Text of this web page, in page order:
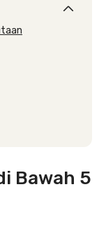
Bawah 5